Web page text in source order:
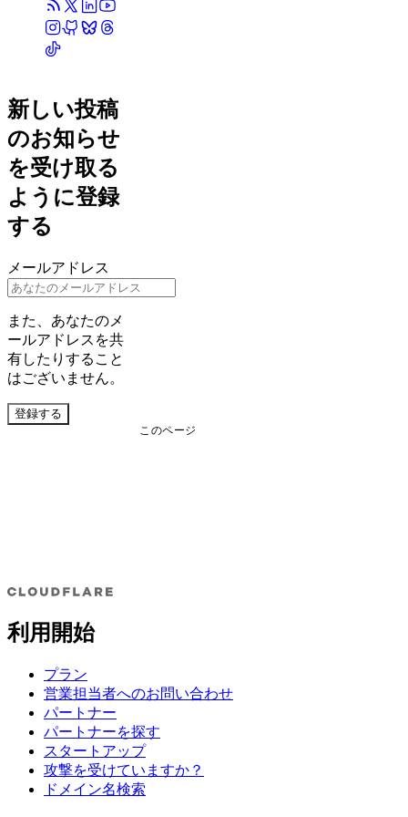
このページ
新しい投稿
のお知らせ
を受け取る
ように登録
する
メールアドレス
また、あなたのメ
ールアドレスを共
有したりすること
はございません。
登録する
利用開始
プラン
営業担当者へのお問い合わせ
パートナー
パートナーを探す
スタートアップ
攻撃を受けていますか？
ドメイン名検索